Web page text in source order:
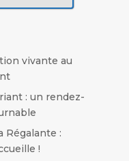
vivante au
: un rendez-
Régalante :
!